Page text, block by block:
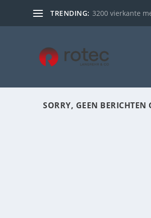
TRENDING: 3200 vierkante
SORRY, GEEN BERICHTEN